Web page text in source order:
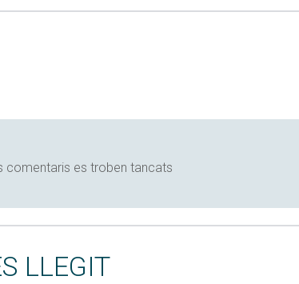
comentaris es troben tancats
LLEGIT